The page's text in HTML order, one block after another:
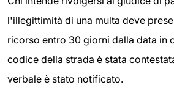
l'illegittimità di una multa deve
ricorso entro 30 giorni dalla data in
codice della strada è stata
verbale è stato notificato.